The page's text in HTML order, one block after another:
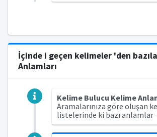
İçinde i geçen kelimeler 'den
Anlamları
Kelime Bulucu Kelime
Aramalarınıza göre oluşan
listelerinde ki bazı anlamlar